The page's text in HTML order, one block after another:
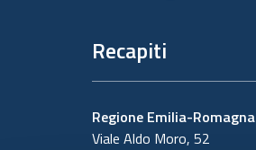
Recapiti
Regione Emilia-Romagna
Viale Aldo Moro, 52